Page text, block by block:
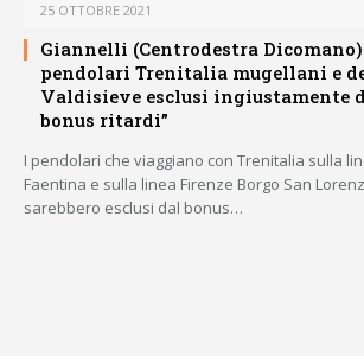
25 OTTOBRE 2021
Giannelli (Centrodestra
pendolari Trenitalia mugellani e
Valdisieve esclusi ingiustamente
bonus ritardi”
I pendolari che viaggiano con Trenitalia sulla
Faentina e sulla linea Firenze Borgo San
sarebbero esclusi dal bonus…